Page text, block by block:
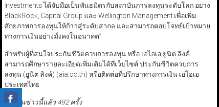
Investments ได้จับมือเป็นพันธมิตรกับสถาบันการลงทุนระดับโลก อย่าง
BlackRock, Capital Group และ Wellington Management เพื่อเพิ่ม
ศักยภาพการลงทุนให้ก้าวสู่ระดับสากล และสามารถตอบโจทย์เป้าหมาย
ทางการเงินอย่างมั่งคงในอนาคต”
สำหรับผู้ที่สนใจประกันชีวิตควบการลงทุน หรือ เอไอเอ ยูนิต ลิงค์
สามารถศึกษารายละเอียดเพิ่มเติมได้ที่เว็บไซต์ ประกันชีวิตควบการ
ลงทุน (ยูนิต ลิงค์) (aia.co.th) หรือติดต่อที่ปรึกษาทางการเงิน เอไอเอ
ประเทศไทย
มีผู้อ่านข่าวนี้แล้ว 492 ครั้ง